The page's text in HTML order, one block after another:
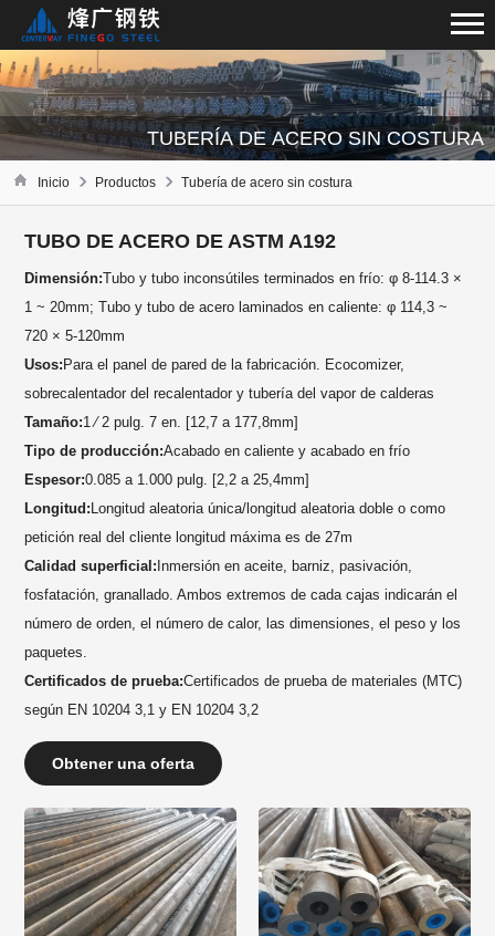
TUBERÍA DE ACERO SIN COSTURA
Inicio Productos Tubería de acero sin costura
TUBO DE ACERO DE ASTM A192
Dimensión:Tubo y tubo inconsútiles terminados en frío: φ 8-114.3 ×
1 ~ 20mm; Tubo y tubo de acero laminados en caliente: φ 114,3 ~
720 × 5-120mm
Usos: Para el panel de pared de la fabricación. Ecocomizer,
sobrecalentador del recalentador y tubería del vapor de calderas
Tamaño:1 ⁄ 2 pulg. 7 en. [12,7 a 177,8mm]
Tipo de producción:Acabado en caliente y acabado en frío
Espesor:0.085 a 1.000 pulg. [2,2 a 25,4mm]
Longitud: Longitud aleatoria única/longitud aleatoria doble o como
petición real del cliente longitud máxima es de 27m
Calidad superficial: Inmersión en aceite, barniz, pasivación,
fosfatación, granallado. Ambos extremos de cada cajas indicarán el
número de orden, el número de calor, las dimensiones, el peso y los
paquetes.
Certificados de prueba:Certificados de prueba de materiales (MTC)
según EN 10204 3,1 y EN 10204 3,2
Obtener una oferta